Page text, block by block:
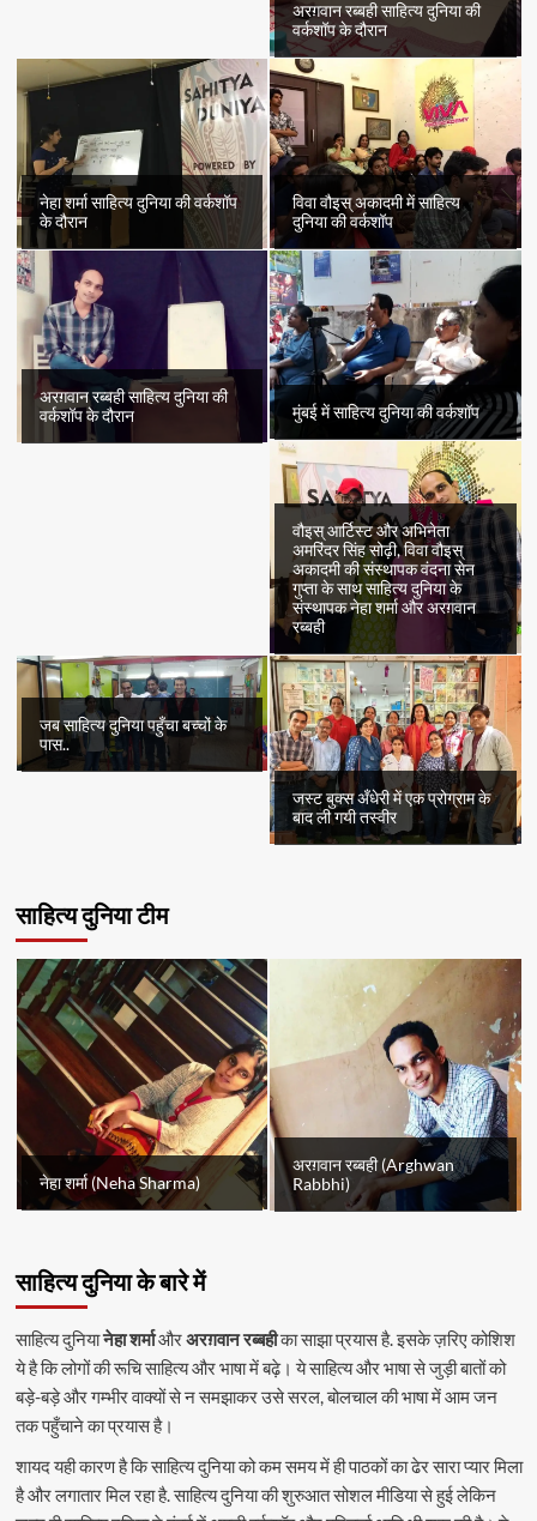
अरग़वान रब्बही साहित्य दुनिया की
वर्कशॉप के दौरान
नेहा शर्मा साहित्य दुनिया की वर्कशॉप
के दौरान
विवा वौइस् अकादमी में साहित्य
दुनिया की वर्कशॉप
अरग़वान रब्बही साहित्य दुनिया की
वर्कशॉप के दौरान
मुंबई में साहित्य दुनिया की वर्कशॉप
वौइस् आर्टिस्ट और अभिनेता
अमरिंदर सिंह सोढ़ी, विवा वौइस्
अकादमी की संस्थापक वंदना सेन
गुप्ता के साथ साहित्य दुनिया के
संस्थापक नेहा शर्मा और अरग़वान
रब्बही
जब साहित्य दुनिया पहुँचा बच्चों के
पास..
जस्ट बुक्स अँधेरी में एक प्रोग्राम के
बाद ली गयी तस्वीर
साहित्य दुनिया टीम
नेहा शर्मा (Neha Sharma)
अरग़वान रब्बही (Arghwan
Rabbhi)
साहित्य दुनिया के बारे में
साहित्य दुनियानेहा शर्माऔरअरग़वान रब्बहीका साझा प्रयास है. इसके ज़रिए कोशिश
ये है कि लोगों की रूचि साहित्य और भाषा में बढ़े। ये साहित्य और भाषा से जुड़ी बातों को
बड़े-बड़े और गम्भीर वाक्यों से न समझाकर उसे सरल, बोलचाल की भाषा में आम जन
तक पहुँचाने का प्रयास है।
शायद यही कारण है कि साहित्य दुनिया को कम समय में ही पाठकों का ढेर सारा प्यार मिला
है और लगातार मिल रहा है. साहित्य दुनिया की शुरुआत सोशल मीडिया से हुई लेकिन